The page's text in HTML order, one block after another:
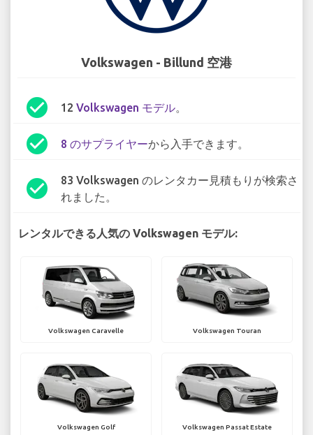
Volkswagen - Billund 空港
check_circle 12 Volkswagen モデル。
check_circle 8 のサプライヤーから入手できます。
check_circle
83 Volkswagen のレンタカー見積もりが検索さ
れました。
レンタルできる人気の Volkswagen モデル:
Volkswagen Caravelle Volkswagen Touran
Volkswagen Golf Volkswagen Passat Estate